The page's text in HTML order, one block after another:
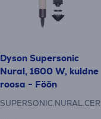
Dyson Supersonic
Nural, 1600 W, kuldne
roosa - Föön
SUPERSONIC.NURAL.CER